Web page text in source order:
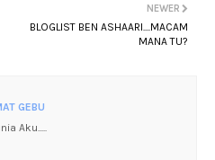
NEWER
BLOGLIST BEN ASHAARI....MACAM
MANA TU?
GEBU
Aku.....